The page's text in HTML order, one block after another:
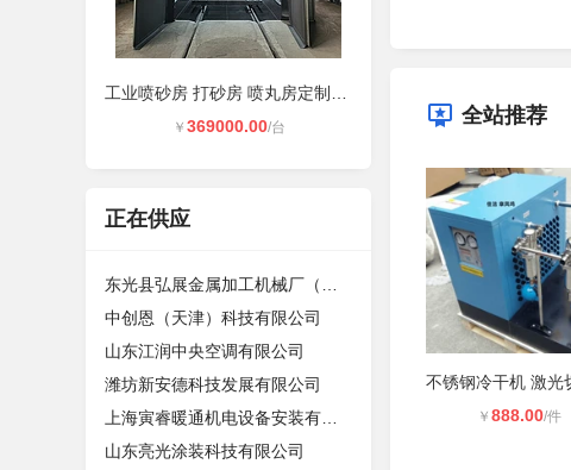
￥ 369000.00/台
正在供应
中创恩（天津）科技有限公司
山东江润中央空调有限公司
潍坊新安德科技发展有限公司
山东亮光涂装科技有限公司
全站推荐
￥ 888.00/件